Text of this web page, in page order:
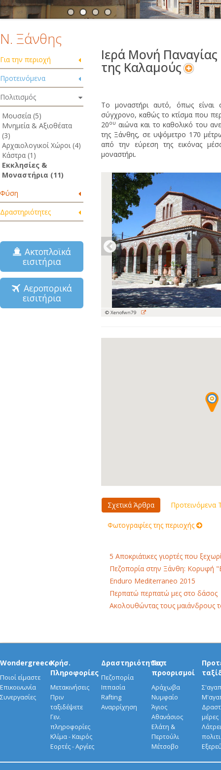
Ν. Ξάνθης
Για την περιοχή
Προτεινόμενα
Πολιτισμός
Μουσεία (5)
Μνημεία & Αξιοθέατα
(3)
Αρχαιολογικοί Χώροι (4)
Κάστρα (1)
Εκκλησίες &
Μοναστήρια (11)
Φύση
Δραστηριότητες
Ακτοπλοϊκά
εισιτήρια
Αεροπορικά
εισιτήρια
Ιερά Μονή Παναγίας
της Καλαμούς
Το μοναστήρι αυτό, όπως είναι
σύγχρονο, καθώς το κτίσμα που
20ου αιώνα και το καθολικό του
της Ξάνθης, σε υψόμετρο 170
από την εύρεση της εικόνας
μοναστήρι.
© Xenofwn79
Σχετικά Άρθρα Προτεινόμενα
Φωτογραφίες της περιοχής
5 Αποκριάτικες γιορτές που
Πεζοπορία στην Ξάνθη: Κορυφή
Enduro Mediterraneo 2015
Περπατώ περπατώ μες στο δάσος
Ακολουθώντας τους μαιάνδρους
Wondergreece
Ποιοί είμαστε
Επικοινωνία
Συνεργασίες
Χρήσ.
Πληροφορίες
Μετακινήσεις
Πριν
ταξιδέψετε
Γεν.
πληροφορίες
Κλίμα - Καιρός
Εορτές - Αργίες
Δραστηριότητες
Πεζοπορία
Ιππασία
Rafting
Αναρρίχηση
Τοπ
προορισμοί
Αράχωβα
Νυμφαίο
Άγιος
Αθανάσιος
Ελάτη &
Περτούλι
Μέτσοβο
μέρες